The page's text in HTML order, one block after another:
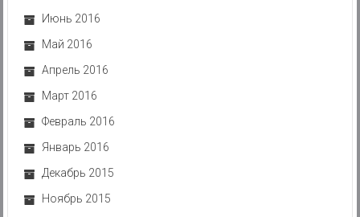
Июнь 2016
Май 2016
Апрель 2016
Март 2016
Февраль 2016
Январь 2016
Декабрь 2015
Ноябрь 2015